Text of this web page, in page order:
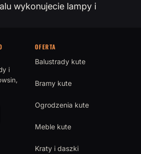
wykonujecie lampy i
i
OFERTA
Balustrady kute
Bramy kute
Ogrodzenia kute
Meble kute
Kraty i daszki